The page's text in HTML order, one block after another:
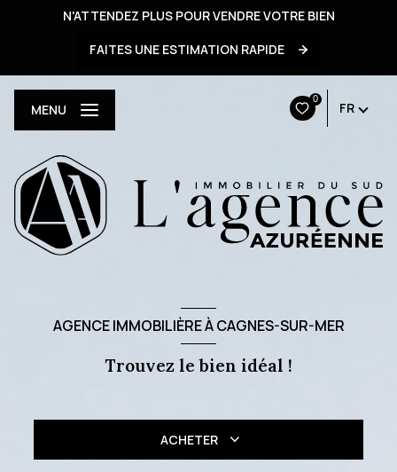
N'ATTENDEZ PLUS POUR VENDRE VOTRE BIEN
FAITES UNE ESTIMATION RAPIDE
0
FR
MENU
AGENCE IMMOBILIÈRE À CAGNES-SUR-MER
Trouvez le bien idéal !
ACHETER